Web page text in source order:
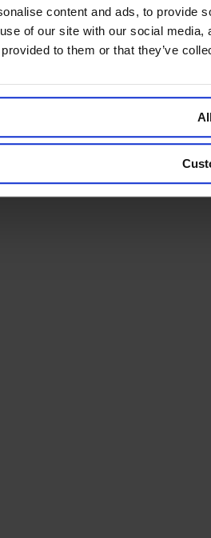
content and ads, to provide
of our site with our social
to them or that they’ve